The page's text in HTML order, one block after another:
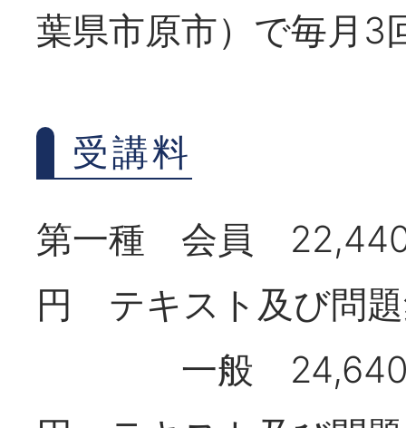
葉県市原市）で毎月3
受講料
第一種 会員 22,440
円 テキスト及び問
一般 24,640円